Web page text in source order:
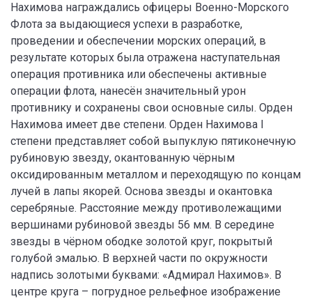
Нахимова награждались офицеры Военно-Морского
Флота за выдающиеся успехи в разработке,
проведении и обеспечении морских операций, в
результате которых была отражена наступательная
операция противника или обеспечены активные
операции флота, нанесён значительный урон
противнику и сохранены свои основные силы. Орден
Нахимова имеет две степени. Орден Нахимова I
степени представляет собой выпуклую пятиконечную
рубиновую звезду, окантованную чёрным
оксидированным металлом и переходящую по концам
лучей в лапы якорей. Основа звезды и окантовка
серебряные. Расстояние между противолежащими
вершинами рубиновой звезды 56 мм. В середине
звезды в чёрном ободке золотой круг, покрытый
голубой эмалью. В верхней части по окружности
надпись золотыми буквами: «Адмирал Нахимов». В
центре круга – погрудное рельефное изображение